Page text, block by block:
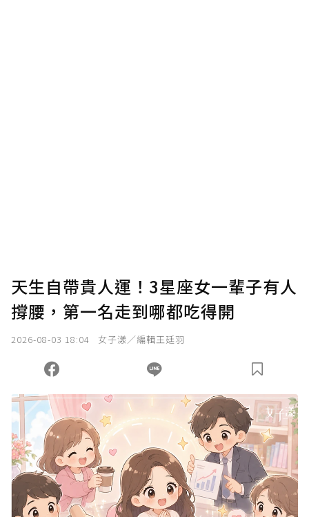
天生自帶貴人運！3星座女一輩子有人
撐腰，第一名走到哪都吃得開
2026-08-03 18:04 女子漾／編輯王廷羽